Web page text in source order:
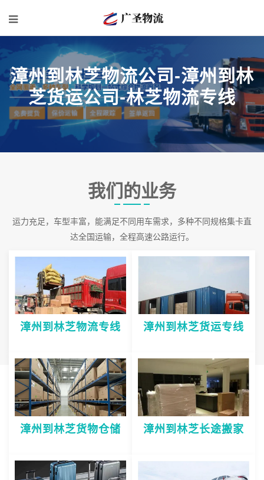
漳州到林芝物流公司-漳州到林
芝货运公司-林芝物流专线
我们的业务
运力充足，车型丰富，能满足不同用车需求，多种不同规格集卡直
达全国运输，全程高速公路运行。
漳州到林芝物流专线 漳州到林芝货运专线
漳州到林芝货物仓储 漳州到林芝长途搬家